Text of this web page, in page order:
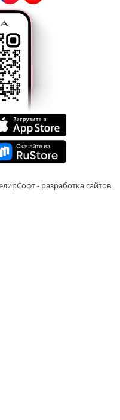
- разработка сайтов